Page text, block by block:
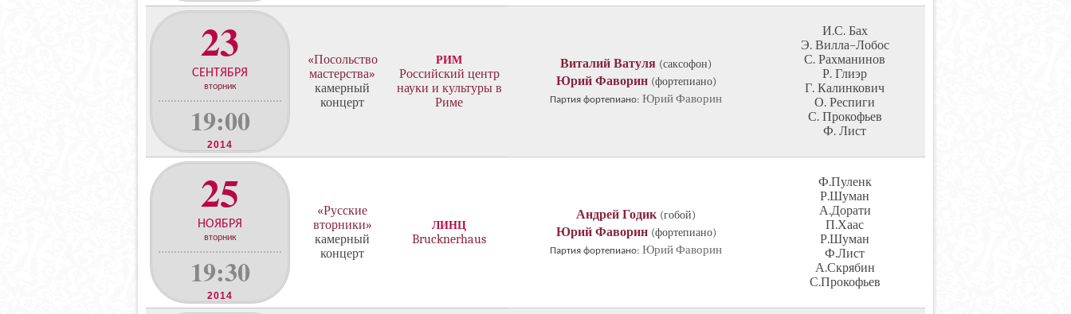
23
СЕНТЯБРЯ
вторник
19:00
2014
«Посольство
мастерства»
камерный
концерт
РИМ
Российский центр
науки и культуры в
Риме
Виталий Ватуля (саксофон)
Юрий Фаворин (фортепиано)
Партия фортепиано: Юрий Фаворин
И.С. Бах
Э. Вилла–Лобос
С. Рахманинов
Р. Глиэр
Г. Калинкович
О. Респиги
С. Прокофьев
Ф. Лист
25
НОЯБРЯ
вторник
19:30
2014
«Русские
вторники»
камерный
концерт
ЛИНЦ
Brucknerhaus
Андрей Годик (гобой)
Юрий Фаворин (фортепиано)
Партия фортепиано: Юрий Фаворин
Ф.Пуленк
Р.Шуман
А.Дорати
П.Хаас
Р.Шуман
Ф.Лист
А.Скрябин
С.Прокофьев